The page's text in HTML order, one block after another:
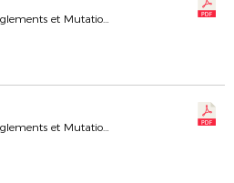
Commission Régionale des Règlements et Mutations
Commission Régionale des Règlements et Mutations